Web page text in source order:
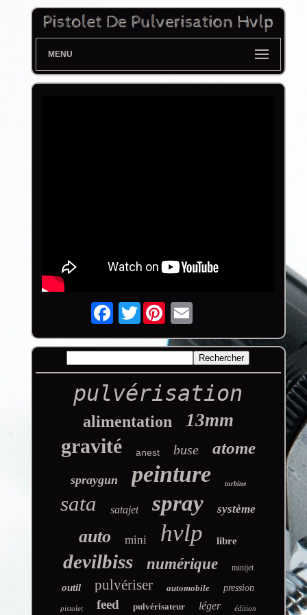
MENU
Twitter
pulvérisation
alimentation 13mm
gravité anest buse atome
spraygun peinture turbine
sata satajet spray système
auto mini hvlp libre
devilbiss numérique minijet
outil pulvériser automobile pression
pistolet feed pulvérisateur léger édition